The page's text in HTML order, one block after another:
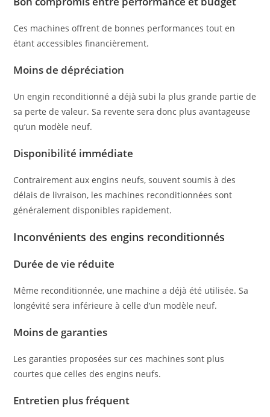
Ces machines offrent de bonnes performances tout en
étant accessibles financièrement.
Moins de dépréciation
Un engin reconditionné a déjà subi la plus grande partie de
sa perte de valeur. Sa revente sera donc plus avantageuse
qu’un modèle neuf.
Disponibilité immédiate
Contrairement aux engins neufs, souvent soumis à des
délais de livraison, les machines reconditionnées sont
généralement disponibles rapidement.
Inconvénients des engins reconditionnés
Durée de vie réduite
Même reconditionnée, une machine a déjà été utilisée. Sa
longévité sera inférieure à celle d’un modèle neuf.
Moins de garanties
Les garanties proposées sur ces machines sont plus
courtes que celles des engins neufs.
Entretien plus fréquent